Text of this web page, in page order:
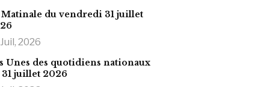
Matinale du vendredi 31 juillet
2026
Unes des quotidiens nationaux
31 juillet 2026